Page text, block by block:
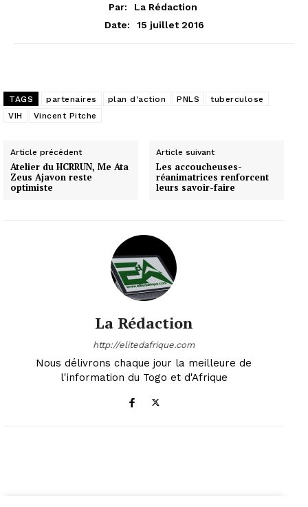
Par:
La Rédaction
Date:
15 juillet 2016
TAGS partenaires plan d'action PNLS
tuberculose
VIH
Vincent Pitche
Article précédent
Atelier du HCRRUN, Me Ata
Zeus Ajavon reste
optimiste
Article suivant
Les accoucheuses-
réanimatrices renforcent
leurs savoir-faire
La Rédaction
http://elitedafrique.com
Nous délivrons chaque jour la meilleure de
l'information du Togo et d'Afrique